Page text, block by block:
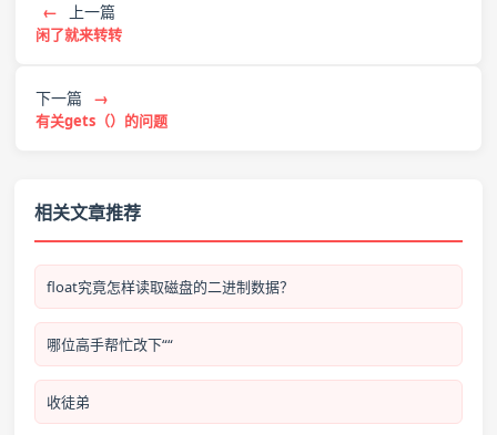
← 上一篇
闲了就来转转
下一篇 →
有关gets（）的问题
相关文章推荐
float究竟怎样读取磁盘的二进制数据？
哪位高手帮忙改下““
收徒弟